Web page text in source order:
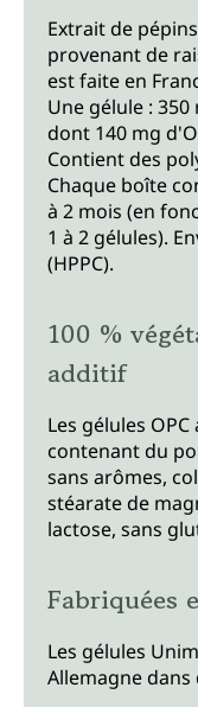
Extrait de
provenant de
est faite en
Une gélule :
dont 140 mg
Contient des
Chaque boîte
à 2 mois (en
1 à 2 gélules).
(HPPC).
100 %
additif
Les gélules
contenant du
sans arômes,
stéarate de
lactose, sans
Fabriquées
Les gélules
Allemagne